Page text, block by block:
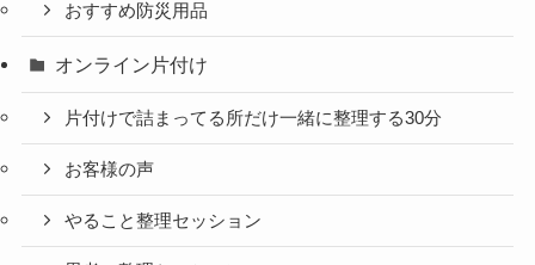
おすすめ防災用品
オンライン片付け
片付けで詰まってる所だけ一緒に整理する30分
お客様の声
やること整理セッション